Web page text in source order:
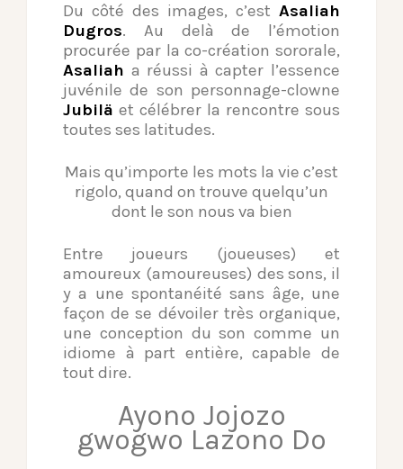
Du côté des images, c’est Asaliah
Dugros. Au delà de l’émotion
procurée par la co-création sororale,
Asaliah a réussi à capter l’essence
juvénile de son personnage-clowne
Jubilä et célébrer la rencontre sous
toutes ses latitudes.
Mais qu’importe les mots la vie c’est
rigolo, quand on trouve quelqu’un
dont le son nous va bien
Entre joueurs (joueuses) et
amoureux (amoureuses) des sons, il
y a une spontanéité sans âge, une
façon de se dévoiler très organique,
une conception du son comme un
idiome à part entière, capable de
tout dire.
Ayono Jojozo
gwogwo Lazono Do